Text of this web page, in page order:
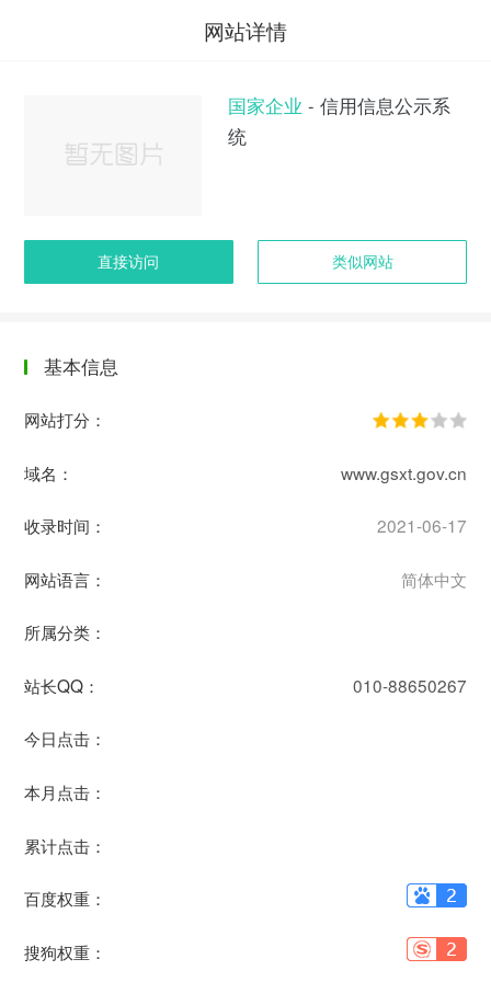
网站详情
国家企业 - 信用信息公示系
统
直接访问 类似网站
基本信息
网站打分：
域名： www.gsxt.gov.cn
收录时间： 2021-06-17
网站语言： 简体中文
所属分类：
站长QQ： 010-88650267
今日点击：
本月点击：
累计点击：
百度权重：
搜狗权重：